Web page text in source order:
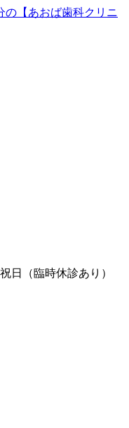
日（臨時休診あり）